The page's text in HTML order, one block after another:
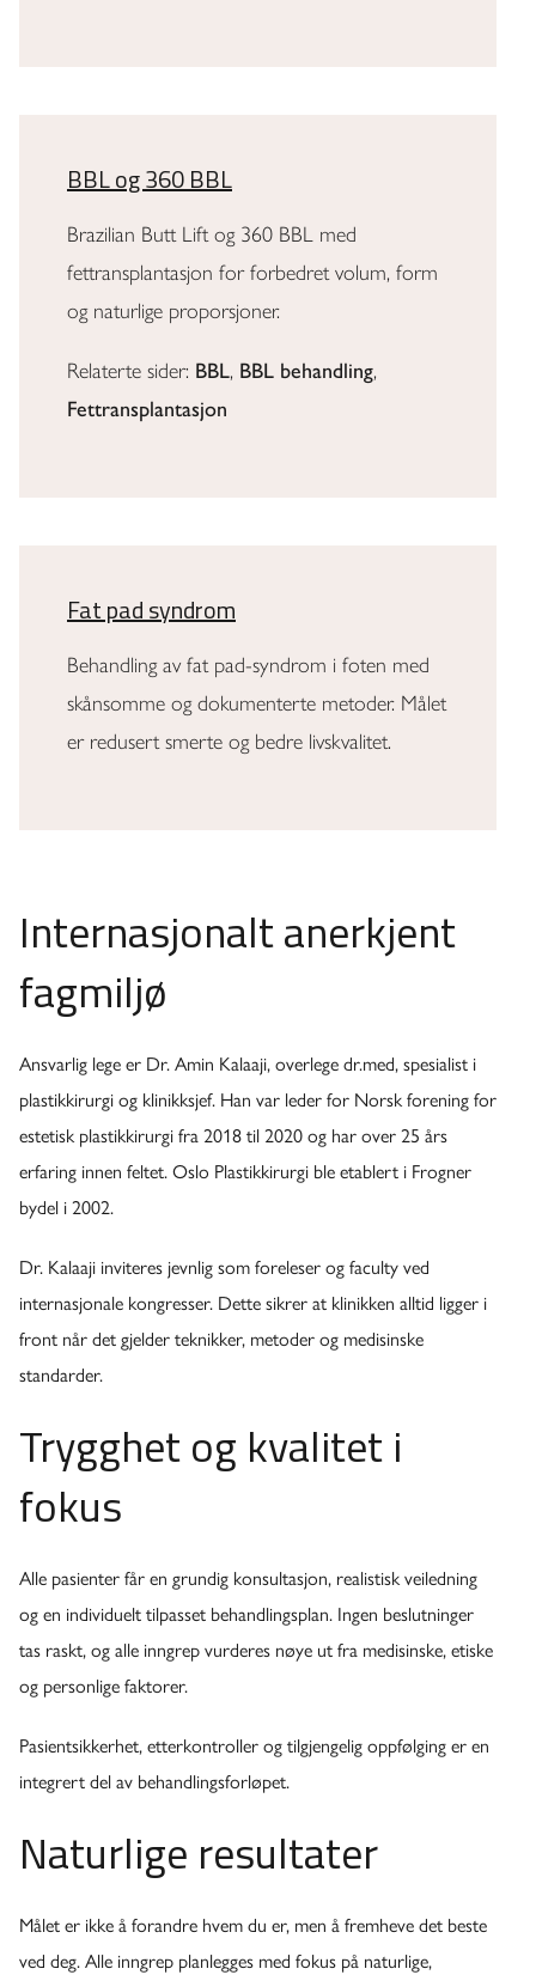
BBL og 360 BBL
Brazilian Butt Lift og 360 BBL med
fettransplantasjon for forbedret volum, form
og naturlige proporsjoner.
Relaterte sider: BBL, BBL behandling,
Fettransplantasjon
Fat pad syndrom
Behandling av fat pad-syndrom i foten med
skånsomme og dokumenterte metoder. Målet
er redusert smerte og bedre livskvalitet.
Internasjonalt anerkjent
fagmiljø
Ansvarlig lege er Dr. Amin Kalaaji, overlege dr.med, spesialist i
plastikkirurgi og klinikksjef. Han var leder for Norsk forening for
estetisk plastikkirurgi fra 2018 til 2020 og har over 25 års
erfaring innen feltet. Oslo Plastikkirurgi ble etablert i Frogner
bydel i 2002.
Dr. Kalaaji inviteres jevnlig som foreleser og faculty ved
internasjonale kongresser. Dette sikrer at klinikken alltid ligger i
front når det gjelder teknikker, metoder og medisinske
standarder.
Trygghet og kvalitet i
fokus
Alle pasienter får en grundig konsultasjon, realistisk veiledning
og en individuelt tilpasset behandlingsplan. Ingen beslutninger
tas raskt, og alle inngrep vurderes nøye ut fra medisinske, etiske
og personlige faktorer.
Pasientsikkerhet, etterkontroller og tilgjengelig oppfølging er en
integrert del av behandlingsforløpet.
Naturlige resultater
Målet er ikke å forandre hvem du er, men å fremheve det beste
ved deg. Alle inngrep planlegges med fokus på naturlige,